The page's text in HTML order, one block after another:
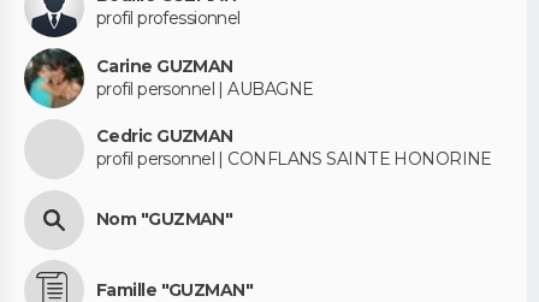
profil professionnel
Carine GUZMAN
profil personnel | AUBAGNE
Cedric GUZMAN
profil personnel | CONFLANS SAINTE HONORINE
Nom "GUZMAN"
Famille "GUZMAN"